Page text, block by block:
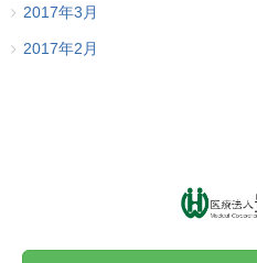
2017年3月
2017年2月